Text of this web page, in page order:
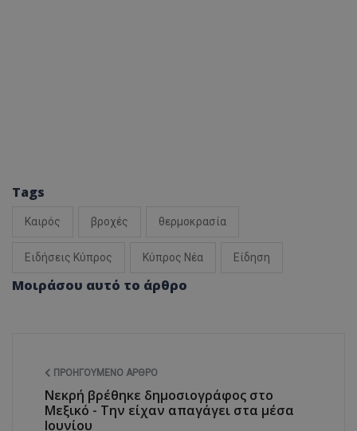
Tags
Καιρός βροχές θερμοκρασία
Ειδήσεις Κύπρος Κύπρος Νέα Είδηση
Μοιράσου αυτό το άρθρο
ΠΡΟΗΓΟΎΜΕΝΟ ΆΡΘΡΟ
Νεκρή βρέθηκε δημοσιογράφος στο
Μεξικό - Την είχαν απαγάγει στα μέσα
Ιουνίου